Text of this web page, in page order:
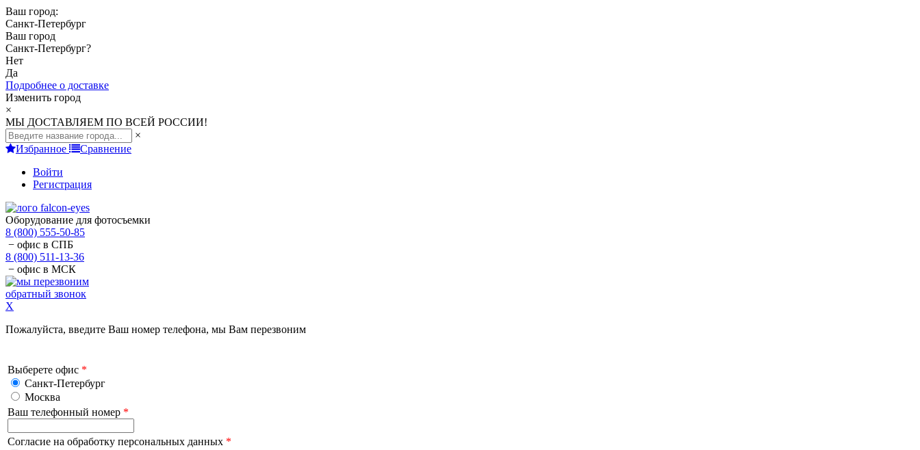
Ваш город:
Санкт-Петербург
Ваш город
Санкт-Петербург?
Нет
Да
Подробнее о доставке
Изменить город
×
МЫ ДОСТАВЛЯЕМ ПО ВСЕЙ РОССИИ!
×
Избранное
Сравнение
Войти
Регистрация
Оборудование для фотосъемки
8 (800) 555-50-85
− офис в СПБ
8 (800) 511-13-36
− офис в МСК
обратный звонок
X
Пожалуйста, введите Ваш номер телефона, мы Вам перезвоним
Выберете офис *
Санкт-Петербург
Москва
Ваш телефонный номер *
Согласие на обработку персональных данных *